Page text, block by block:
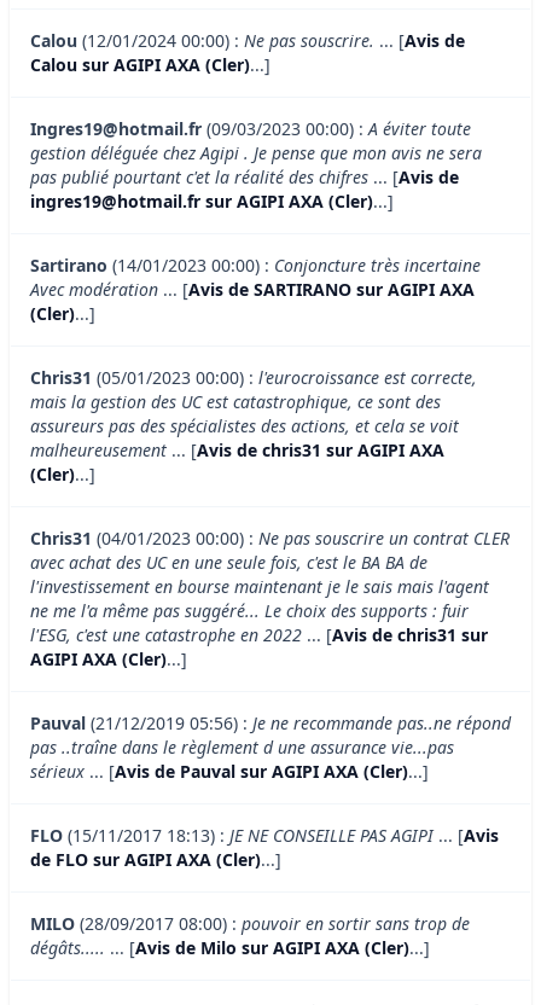
Calou (12/01/2024 00:00) : Ne pas souscrire. ... [Avis de
Calou sur AGIPI AXA (Cler)...]
Ingres19@hotmail.fr (09/03/2023 00:00) :A éviter toute
gestion déléguée chez Agipi . Je pense que mon avis ne sera
pas publié pourtant c'et la réalité des chifres ... [Avis de
ingres19@hotmail.fr sur AGIPI AXA (Cler)...]
Sartirano (14/01/2023 00:00) : Conjoncture très incertaine
Avec modération ... [Avis de SARTIRANO sur AGIPI AXA
(Cler)...]
Chris31 (05/01/2023 00:00) : l'eurocroissance est correcte,
mais la gestion des UC est catastrophique, ce sont des
assureurs pas des spécialistes des actions, et cela se voit
malheureusement ... [Avis de chris31 sur AGIPI AXA
(Cler)...]
Chris31 (04/01/2023 00:00) : Ne pas souscrire un contrat CLER
avec achat des UC en une seule fois, c'est le BA BA de
l'investissement en bourse maintenant je le sais mais l'agent
ne me l'a même pas suggéré... Le choix des supports : fuir
l'ESG, c'est une catastrophe en 2022 ... [Avis de chris31 sur
AGIPI AXA (Cler)...]
Pauval (21/12/2019 05:56) : Je ne recommande pas..ne répond
pas ..traîne dans le règlement d une assurance vie...pas
sérieux ... [Avis de Pauval sur AGIPI AXA (Cler)...]
FLO (15/11/2017 18:13) : JE NE CONSEILLE PAS AGIPI... [Avis
de FLO sur AGIPI AXA (Cler)...]
MILO (28/09/2017 08:00) : pouvoir en sortir sans trop de
dégâts..... ... [Avis de Milo sur AGIPI AXA (Cler)...]